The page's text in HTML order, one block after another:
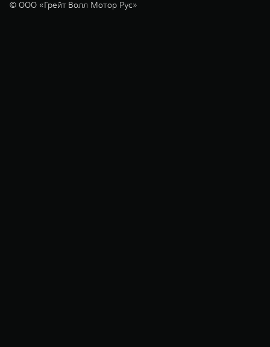
© ООО «Грейт Волл Мотор Рус»